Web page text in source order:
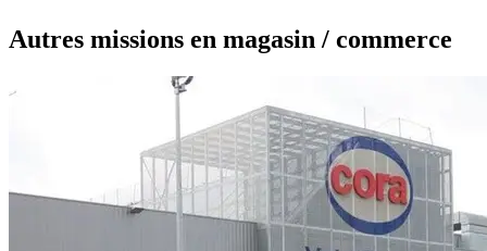
Autres missions en magasin / commerce